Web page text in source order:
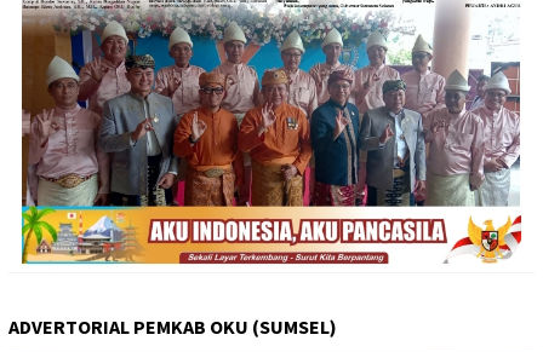
ADVERTORIAL PEMKAB OKU (SUMSEL)